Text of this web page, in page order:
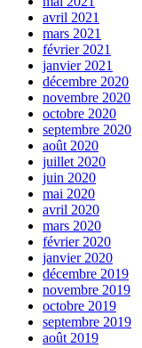
avril 2021
mars 2021
février 2021
janvier 2021
décembre 2020
novembre 2020
octobre 2020
septembre 2020
août 2020
juillet 2020
juin 2020
mai 2020
avril 2020
mars 2020
février 2020
janvier 2020
décembre 2019
novembre 2019
octobre 2019
septembre 2019
août 2019